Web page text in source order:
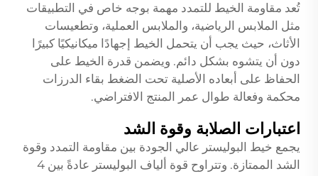
تُعد مقاومة الخيط للتمدد مهمة بوجه خاص في التطبيقات
مثل الملابس الرياضية، والملابس العملية، وتطعيسات
الأثاث، حيث يجب أن يتحمل الخيط إجهادًا ميكانيكيًا كبيرًا
دون أن يتشوه بشكل دائم. ويضمن قدرة الخيط على
الحفاظ على أبعاده الأصلية تحت الضغط بقاء الدرزات
محكمة وفعالة طوال عمر المنتج الافتراضي.
اعتبارات الصلابة وقوة الشد
يجمع خيط البوليستر عالي الجودة بين مقاومة التمدد وقوة
الشد الممتازة. وتتراوح قوة ألياف البوليستر عادةً بين 4